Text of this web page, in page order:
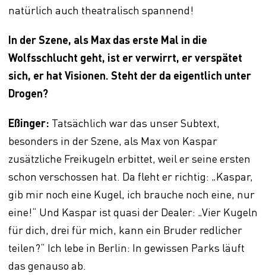
natürlich auch theatralisch spannend!
In der Szene, als Max das erste Mal in die
Wolfsschlucht geht, ist er verwirrt, er verspätet
sich, er hat Visionen. Steht der da eigentlich unter
Drogen?
Eßinger: Tatsächlich war das unser Subtext,
besonders in der Szene, als Max von Kaspar
zusätzliche Freikugeln erbittet, weil er seine ersten
schon verschossen hat. Da fleht er richtig: „Kaspar,
gib mir noch eine Kugel, ich brauche noch eine, nur
eine!“ Und Kaspar ist quasi der Dealer: „Vier Kugeln
für dich, drei für mich, kann ein Bruder redlicher
teilen?“ Ich lebe in Berlin: In gewissen Parks läuft
das genauso ab.